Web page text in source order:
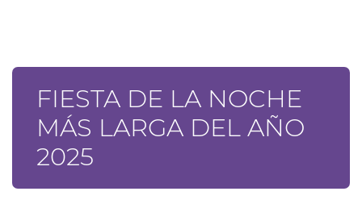
FIESTA DE LA NOCHE
MÁS LARGA DEL AÑO
2025